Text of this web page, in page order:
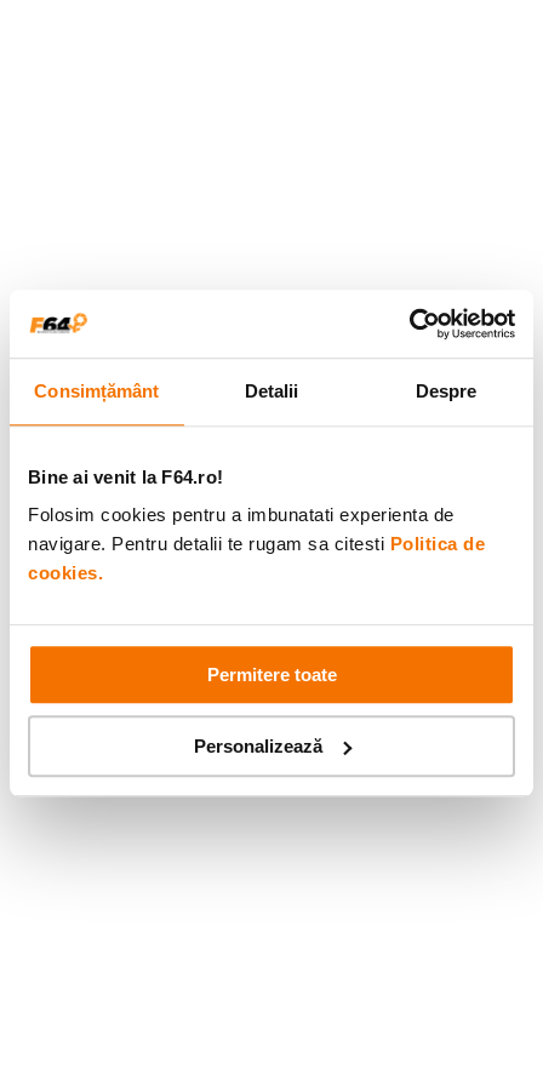
Consimțământ Detalii Despre
Bine ai venit la F64.ro!
Folosim cookies pentru a imbunatati experienta de
navigare. Pentru detalii te rugam sa citesti Politica de
cookies.
Permitere toate
Personalizează